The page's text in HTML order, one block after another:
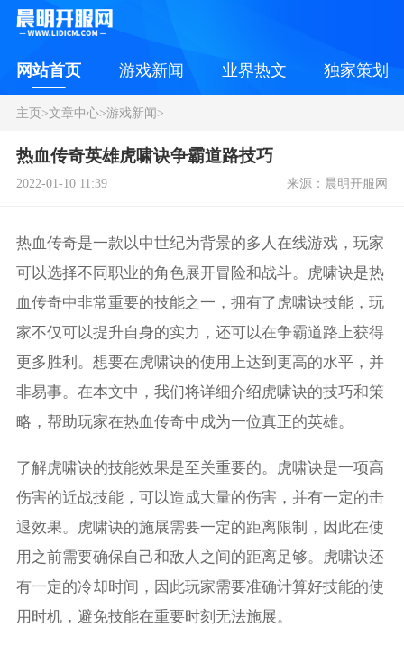
网站首页 游戏新闻 业界热文 独家策划
主页>文章中心>游戏新闻>
热血传奇英雄虎啸诀争霸道路技巧
2022-01-10 11:39 来源：晨明开服网
热血传奇是一款以中世纪为背景的多人在线游戏，玩家
可以选择不同职业的角色展开冒险和战斗。虎啸诀是热
血传奇中非常重要的技能之一，拥有了虎啸诀技能，玩
家不仅可以提升自身的实力，还可以在争霸道路上获得
更多胜利。想要在虎啸诀的使用上达到更高的水平，并
非易事。在本文中，我们将详细介绍虎啸诀的技巧和策
略，帮助玩家在热血传奇中成为一位真正的英雄。
了解虎啸诀的技能效果是至关重要的。虎啸诀是一项高
伤害的近战技能，可以造成大量的伤害，并有一定的击
退效果。虎啸诀的施展需要一定的距离限制，因此在使
用之前需要确保自己和敌人之间的距离足够。虎啸诀还
有一定的冷却时间，因此玩家需要准确计算好技能的使
用时机，避免技能在重要时刻无法施展。